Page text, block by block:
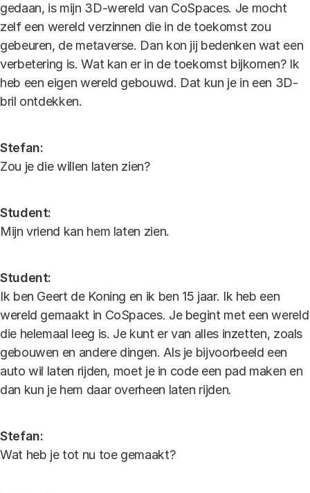
gedaan, is mijn 3D-wereld van CoSpaces. Je mocht
zelf een wereld verzinnen die in de toekomst zou
gebeuren, de metaverse. Dan kon jij bedenken wat een
verbetering is. Wat kan er in de toekomst bijkomen? Ik
heb een eigen wereld gebouwd. Dat kun je in een 3D-
bril ontdekken.
Stefan:
Zou je die willen laten zien?
Student:
Mijn vriend kan hem laten zien.
Student:
Ik ben Geert de Koning en ik ben 15 jaar. Ik heb een
wereld gemaakt in CoSpaces. Je begint met een wereld
die helemaal leeg is. Je kunt er van alles inzetten, zoals
gebouwen en andere dingen. Als je bijvoorbeeld een
auto wil laten rijden, moet je in code een pad maken en
dan kun je hem daar overheen laten rijden.
Stefan:
Wat heb je tot nu toe gemaakt?